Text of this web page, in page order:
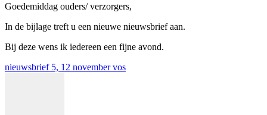
Goedemiddag ouders/ verzorgers,
In de bijlage treft u een nieuwe nieuwsbrief aan.
Bij deze wens ik iedereen een fijne avond.
nieuwsbrief 5, 12 november vos